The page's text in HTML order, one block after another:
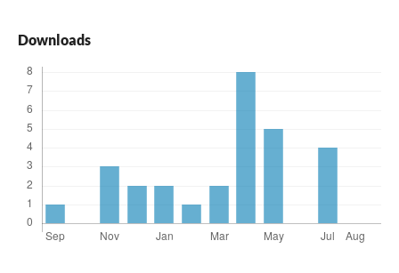
Downloads